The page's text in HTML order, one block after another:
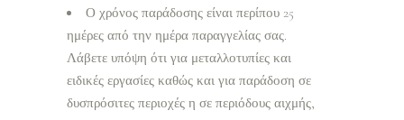
Ο χρόνος παράδοσης είναι περίπου 25
ημέρες από την ημέρα παραγγελίας σας.
Λάβετε υπόψη ότι για μεταλλοτυπίες και
ειδικές εργασίες καθώς και για παράδοση σε
δυσπρόσιτες περιοχές η σε περιόδους αιχμής,